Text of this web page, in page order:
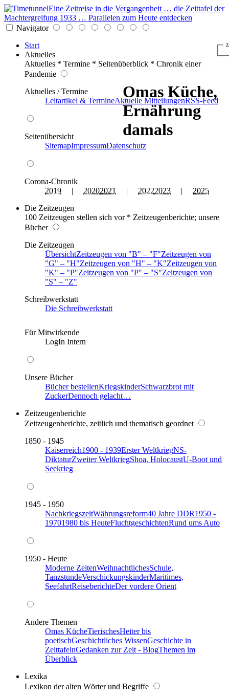
Eine Zeitreise in die Vergangenheit … die Zeittafel der
Machtergreifung 1933 … Parallelen zum Heute entdecken
Navigator
Start
Aktuelles
Aktuelles * Termine * Seitenüberblick * Chronik einer
Pandemie
Aktuelles / Termine
Leitartikel & TermineAktuelle MitteilungenRSS-Feed
Seitenübersicht
SitemapImpressumDatenschutz
Corona-Chronik
2019 | 20202021 | 20222023 | 2025
Die Zeitzeugen
100 Zeitzeugen stellen sich vor * Zeitzeugenberichte; unsere
Bücher
Die Zeitzeugen
ÜbersichtZeitzeugen von B – F Zeitzeugen von
G
– H Zeitzeugen von H – K Zeitzeugen von
K
– P Zeitzeugen von P – S Zeitzeugen von
S
–
Z
Schreibwerkstatt
Die Schreibwerkstatt
Für Mitwirkende
LogIn Intern
Unsere Bücher
Bücher bestellenKriegskinderSchwarzbrot mit
ZuckerDennoch gelacht…
Zeitzeugenberichte
Zeitzeugenberichte, zeitlich und thematisch geordnet
1850 - 1945
Kaiserreich1900 - 1939Erster WeltkriegNS-
DiktaturZweiter WeltkriegShoa, HolocaustU-Boot und
Seekrieg
1945 - 1950
NachkriegszeitWährungsreform40 Jahre DDR1950 -
19701980 bis HeuteFluchtgeschichtenRund ums Auto
1950 - Heute
Moderne ZeitenWeihnachtlichesSchule,
TanzstundeVerschickungskinderMaritimes,
SeefahrtReiseberichteDer vordere Orient
Andere Themen
Omas KücheTierischesHeiter bis
poetischGeschichtliches WissenGeschichte in
ZeittafelnGedanken zur Zeit - BlogThemen im
Überblick
Lexika
Lexikon der alten Wörter und Begriffe
Omas Küche,
Ernährung
damals